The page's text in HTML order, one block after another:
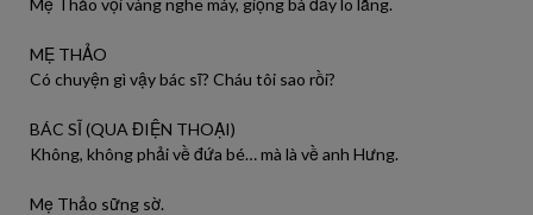
Mẹ Thảo vội vàng nghe máy, giọng bà đầy lo lắng.
MẸ THẢO
Có chuyện gì vậy bác sĩ? Cháu tôi sao rồi?
BÁC SĨ (QUA ĐIỆN THOẠI)
Không, không phải về đứa bé… mà là về anh Hưng.
Mẹ Thảo sững sờ.